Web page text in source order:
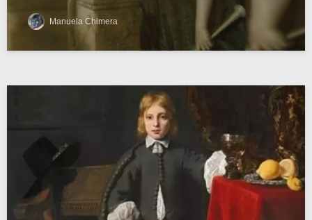
Manuela Chimera